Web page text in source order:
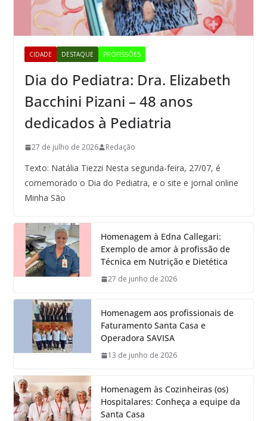
CIDADE DESTAQUE PROFISSÕES
Dia do Pediatra: Dra. Elizabeth
Bacchini Pizani – 48 anos
dedicados à Pediatria
27 de julho de 2026 Redação
Texto: Natália Tiezzi Nesta segunda-feira, 27/07, é
comemorado o Dia do Pediatra, e o site e jornal online
Minha São
Homenagem à Edna Callegari:
Exemplo de amor à profissão de
Técnica em Nutrição e Dietética
27 de junho de 2026
Homenagem aos profissionais de
Faturamento Santa Casa e
Operadora SAVISA
13 de junho de 2026
Homenagem às Cozinheiras (os)
Hospitalares: Conheça a equipe da
Santa Casa